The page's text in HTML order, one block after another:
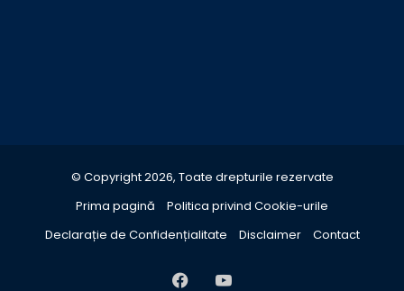
© Copyright 2026, Toate drepturile rezervate
Prima pagină
Politica privind Cookie-urile
Declarație de Confidențialitate
Disclaimer Contact
FacebookYouTube